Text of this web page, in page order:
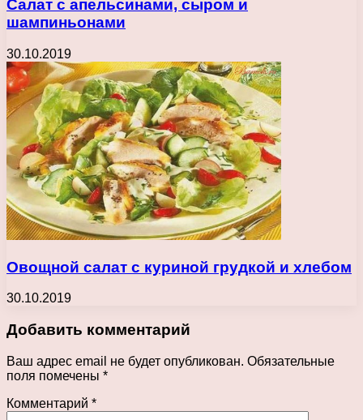
Салат с апельсинами, сыром и
шампиньонами
30.10.2019
Овощной салат с куриной грудкой и хлебом
30.10.2019
Добавить комментарий
Ваш адрес email не будет опубликован. Обязательные
поля помечены *
Комментарий *